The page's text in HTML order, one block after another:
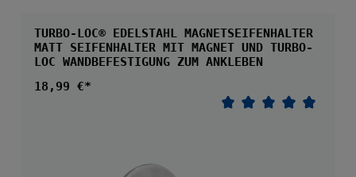
TURBO-LOC® EDELSTAHL MAGNETSEIFENHALTER
MATT SEIFENHALTER MIT MAGNET UND TURBO-
LOC WANDBEFESTIGUNG ZUM ANKLEBEN
Regulärer Preis:
18,99 €*